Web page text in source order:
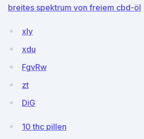
breites spektrum von freiem cbd-öl
xly
xdu
FgvRw
zt
DiG
10 thc pillen